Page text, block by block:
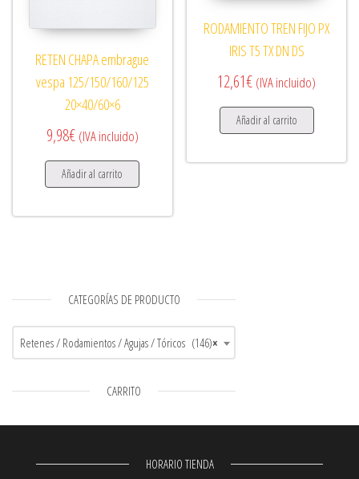
RETEN CHAPA embrague
vespa 125/150/160/125
20×40/60×6
9,98€ (IVA incluido)
Añadir al carrito
RODAMIENTO TREN FIJO PX
IRIS T5 TX DN DS
12,61€ (IVA incluido)
Añadir al carrito
CATEGORÍAS DE PRODUCTO
×
Retenes / Rodamientos / Agujas / Tóricos (146)
CARRITO
HORARIO TIENDA